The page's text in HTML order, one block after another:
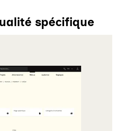
spécifique